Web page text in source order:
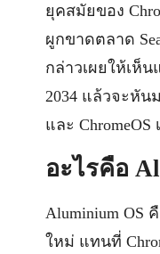
ยุคสมัยของ
ผูกขาดตลาด
กล่าวเผยให้เห็
2034 แล้วจะหัน
และ
อะไรคือ
Aluminium OS
ใหม่ แทนที่